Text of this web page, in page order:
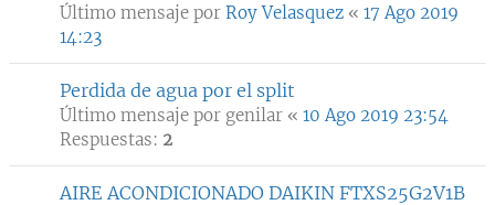
Último mensaje por Roy Velasquez « 17 Ago 2019
14:23
Perdida de agua por el split
Último mensaje por genilar « 10 Ago 2019 23:54
Respuestas: 2
AIRE ACONDICIONADO DAIKIN FTXS25G2V1B